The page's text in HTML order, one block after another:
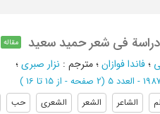
دراسة فی شعر حمید سعید مقاله
؛فاندا فوازان؛مترجم : نزار صبری؛
(‎2 صفحه - از 15 تا 16 )
الشاعر الشعر الشعری حب